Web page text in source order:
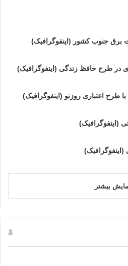
برق جنوب کشور (اینفوگرافیک)
در طرح حافظ زندگی (اینفوگرافیک)
طرح اعتباری روزنو (اینفوگرافیک)
بیشتر